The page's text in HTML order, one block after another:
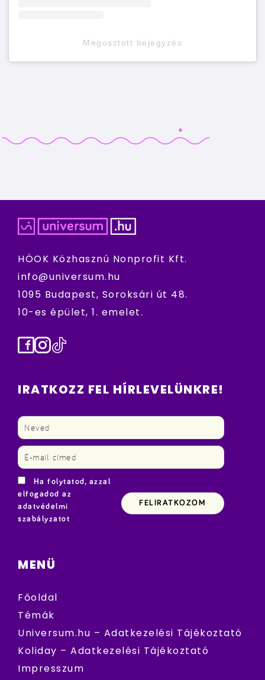
Megosztott bejegyzés
HÖOK Közhasznú Nonprofit Kft.
info@universum.hu
1095 Budapest, Soroksári út 48.
10-es épület, 1. emelet.
Facebook
Instagram
TikTok
IRATKOZZ FEL HÍRLEVELÜNKRE!
Ha folytatod, azzal
elfogadod az
adatvédelmi
szabályzatot
MENÜ
Főoldal
Témák
Universum.hu – Adatkezelési Tájékoztató
Koliday – Adatkezelési Tájékoztató
Impresszum